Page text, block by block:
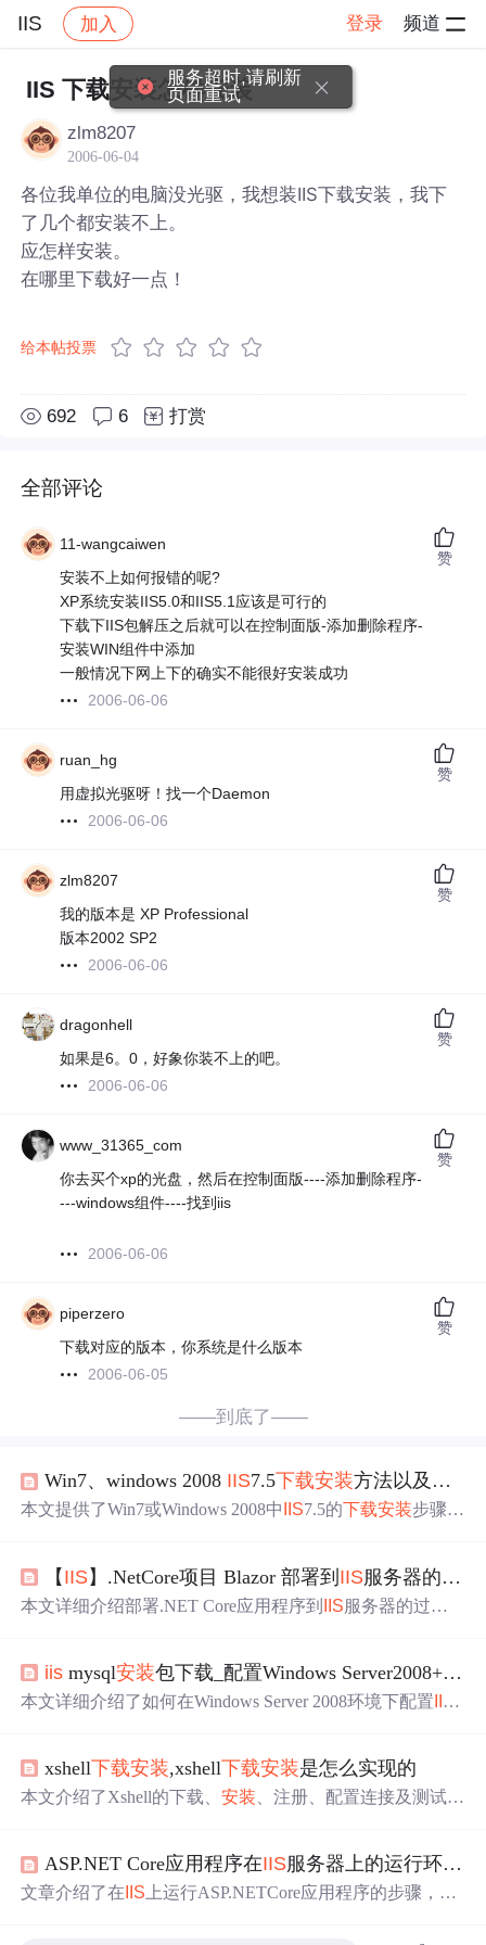
IIS 加入 登录 频道
社区 IIS 帖子详情
IIS 下载安装怎样安装
zlm8207
2006-06-04
各位我单位的电脑没光驱，我想装IIS下载安装，我下
了几个都安装不上。
应怎样安装。
在哪里下载好一点！
给本帖投票
692 6 打赏
全部评论
11-wangcaiwen
安装不上如何报错的呢?
XP系统安装IIS5.0和IIS5.1应该是可行的
下载下IIS包解压之后就可以在控制面版-添加删除程序-
安装WIN组件中添加
一般情况下网上下的确实不能很好安装成功
2006-06-06
赞
ruan_hg
用虚拟光驱呀！找一个Daemon
2006-06-06
赞
zlm8207
我的版本是 XP Professional
版本2002 SP2
2006-06-06
赞
dragonhell
如果是6。0，好象你装不上的吧。
2006-06-06
赞
www_31365_com
你去买个xp的光盘，然后在控制面版----添加删除程序-
---windows组件----找到iis
2006-06-06
赞
piperzero
下载对应的版本，你系统是什么版本
2006-06-05
赞
——到底了——
Win7、windows 2008 IIS7.5下载安装方法以及教程
本文提供了Win7或Windows 2008中 IIS7.5的下载安装步骤，
授权问题以及FastCGI的配置。还提到了PHP版本选择、线
程安全和非线程安全的区别，以及如何解决配置过程中可
【 IIS】.NetCore项目 Blazor 部署到 IIS服务器的一些注意项，好多模块需要
本文详细介绍部署.NET Core应用程序到 IIS服务器的过
iis mysql安装包下载_配置Windows Server2008+iis
本文详细介绍了如何在Windows Server 2008环境下配置 IIS+
xshell下载安装,xshell下载安装是怎么实现的
本文介绍了Xshell的下载、安装 、注册、配置连接及测试步
远程操作、网站托管等，说明了其下载、解压、添加服务
器信息等操作，以及SFTP文件传输方法。
ASP.NET Core应用程序在IIS服务器上的运行环境介绍和
文章介绍了在 IIS 上运行ASP.NETCore应用程序的步骤，包
服务超时,请刷新
页面重试